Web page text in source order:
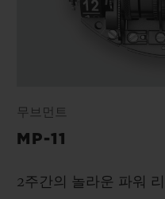
무브먼트
MP-11
2주간의 놀라운 파워